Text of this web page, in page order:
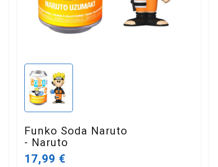
Funko Soda Naruto
- Naruto
17,99 €